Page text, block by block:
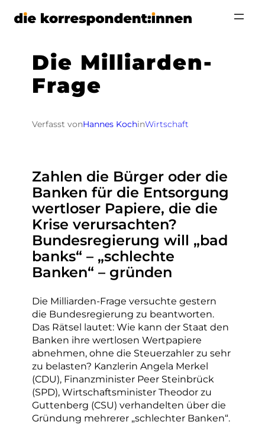
Zum
Die Milliarden-
Frage
Verfasst vonHannes KochinWirtschaft
Zahlen die Bürger oder die
Banken für die Entsorgung
wertloser Papiere, die die
Krise verursachten?
Bundesregierung will „bad
banks“ – „schlechte
Banken“ – gründen
Die Milliarden-Frage versuchte gestern
die Bundesregierung zu beantworten.
Das Rätsel lautet: Wie kann der Staat den
Banken ihre wertlosen Wertpapiere
abnehmen, ohne die Steuerzahler zu sehr
zu belasten? Kanzlerin Angela Merkel
(CDU), Finanzminister Peer Steinbrück
(SPD), Wirtschaftsminister Theodor zu
Guttenberg (CSU) verhandelten über die
Gründung mehrerer „schlechter Banken“.